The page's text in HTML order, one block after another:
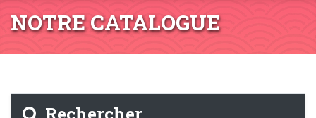
NOTRE CATALOGUE